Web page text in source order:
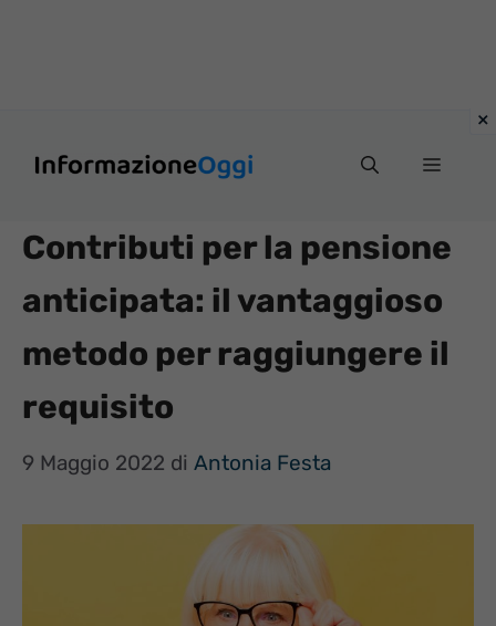
Menu
Contributi per la pensione
anticipata: il vantaggioso
metodo per raggiungere il
requisito
9 Maggio 2022 di Antonia Festa